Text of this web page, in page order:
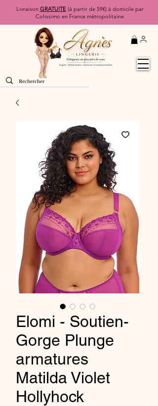
Livraison GRATUITE(à partir de 59€) à domicile par
Colissimo en France métropolitaine
Elomi - Soutien-
Gorge Plunge
armatures
Matilda Violet
Hollyhock